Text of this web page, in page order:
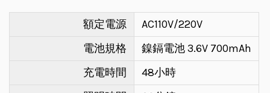
額定電源
AC110V/220V
電池規格
鎳鎘電池 3.6V 700mAh
充電時間
48小時